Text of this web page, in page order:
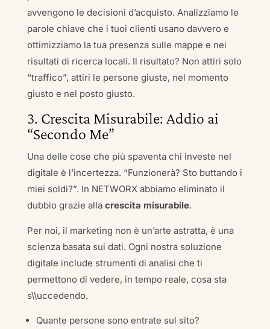
avvengono le decisioni d’acquisto. Analizziamo le
parole chiave che i tuoi clienti usano davvero e
ottimizziamo la tua presenza sulle mappe e nei
risultati di ricerca locali. Il risultato? Non attiri solo
“traffico”, attiri le persone giuste, nel momento
giusto e nel posto giusto.
3. Crescita Misurabile: Addio ai
“Secondo Me”
Una delle cose che più spaventa chi investe nel
digitale è l’incertezza. “Funzionerà? Sto buttando i
miei soldi?”. In NETWORX abbiamo eliminato il
dubbio grazie alla crescita misurabile.
Per noi, il marketing non è un’arte astratta, è una
scienza basata sui dati. Ogni nostra soluzione
digitale include strumenti di analisi che ti
permettono di vedere, in tempo reale, cosa sta
s\\uccedendo.
Quante persone sono entrate sul sito?